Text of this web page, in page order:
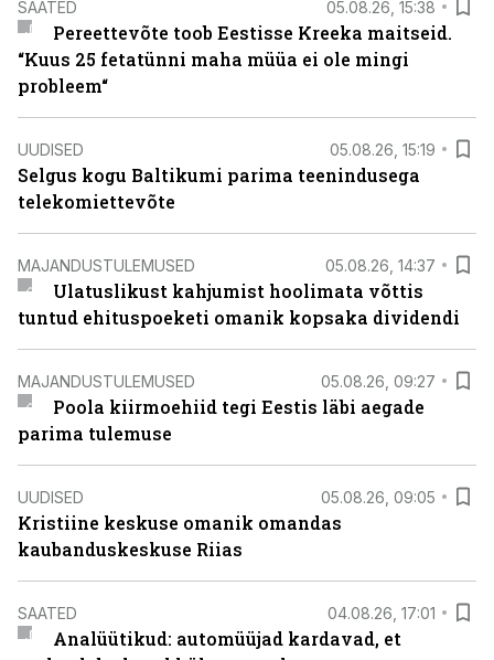
SAATED 05.08.26, 15:38
Pereettevõte toob Eestisse Kreeka maitseid.
“Kuus 25 fetatünni maha müüa ei ole mingi
probleem“
UUDISED 05.08.26, 15:19
Selgus kogu Baltikumi parima teenindusega
telekomiettevõte
MAJANDUSTULEMUSED 05.08.26, 14:37
Ulatuslikust kahjumist hoolimata võttis
tuntud ehituspoeketi omanik kopsaka dividendi
MAJANDUSTULEMUSED 05.08.26, 09:27
Poola kiirmoehiid tegi Eestis läbi aegade
parima tulemuse
UUDISED 05.08.26, 09:05
Kristiine keskuse omanik omandas
kaubanduskeskuse Riias
SAATED 04.08.26, 17:01
Analüütikud: automüüjad kardavad, et